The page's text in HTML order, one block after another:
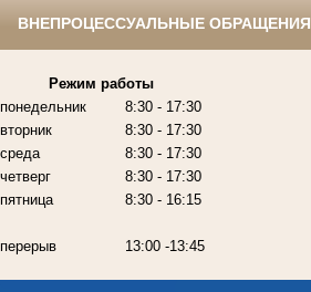
ВНЕПРОЦЕССУАЛЬНЫЕ ОБРАЩЕНИЯ
Режим работы
понедельник
вторник
среда
четверг
пятница
перерыв
8:30 - 17:30
8:30 - 17:30
8:30 - 17:30
8:30 - 17:30
8:30 - 16:15
13:00 -13:45